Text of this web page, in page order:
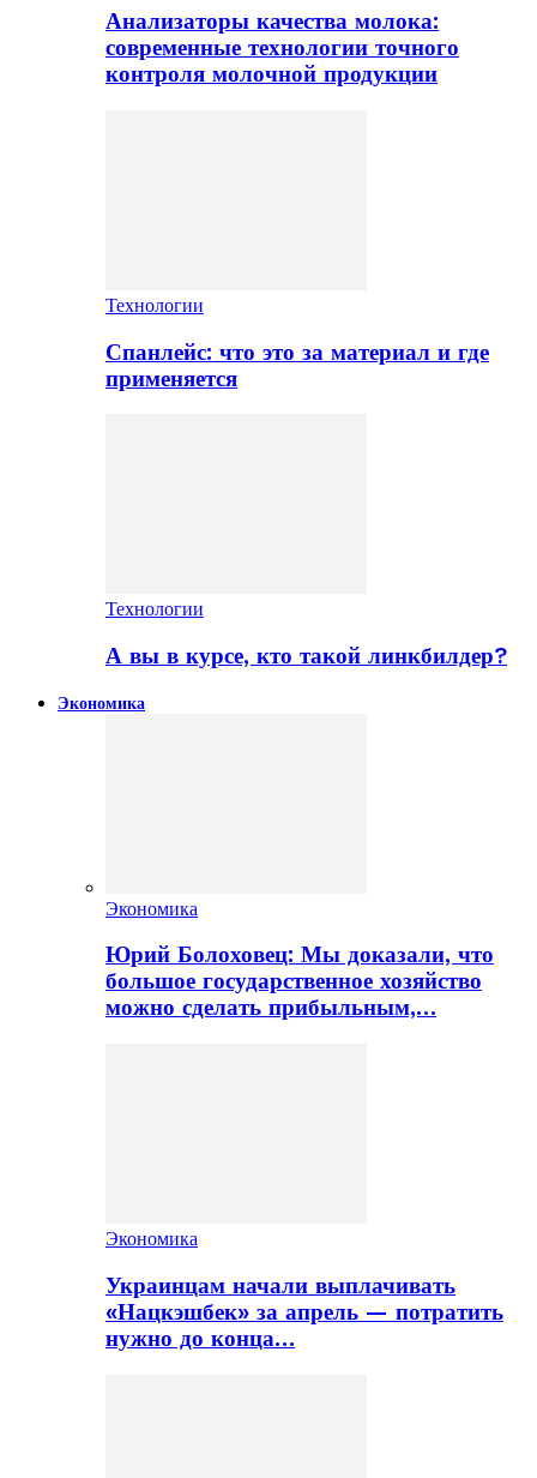
Анализаторы качества молока:
современные технологии точного
контроля молочной продукции
Технологии
Спанлейс: что это за материал и где
применяется
Технологии
А вы в курсе, кто такой линкбилдер?
Экономика
Экономика
Юрий Болоховец: Мы доказали, что
большое государственное хозяйство
можно сделать прибыльным,…
Экономика
Украинцам начали выплачивать
«Нацкэшбек» за апрель — потратить
нужно до конца…